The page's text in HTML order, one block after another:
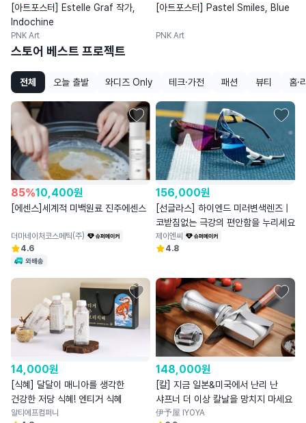
[아트포스터] Estelle Graf 작가,
Indochine
PNK Art
[아트포스터] Pastel Smiles, Blue
PNK Art
스토어 베스트 프로젝트
전체 오늘 출발 와디즈 Only 테크·가전 패션 뷰티 홈·
85%10,400원
[에센스]세계적 미백원료 진주에센스
더마네이처코스메틱(주)
4.6
와배송
156,000원
[선글라스] 하이엔드 미러변색렌즈 |
코받침없는 극강의 편안함을 누리세요
제이엔씨
4.8
14,000원
[식혜] 달달이 매니아를 생각한
건강한 저당 식혜! 엔티거 식혜
알티에프컴퍼니
148,000원
[칼] 지금 일본&미국에서 난리 난
샤프너 더 이상 칼날을 망치지 마세요
伊予屋 IYOYA